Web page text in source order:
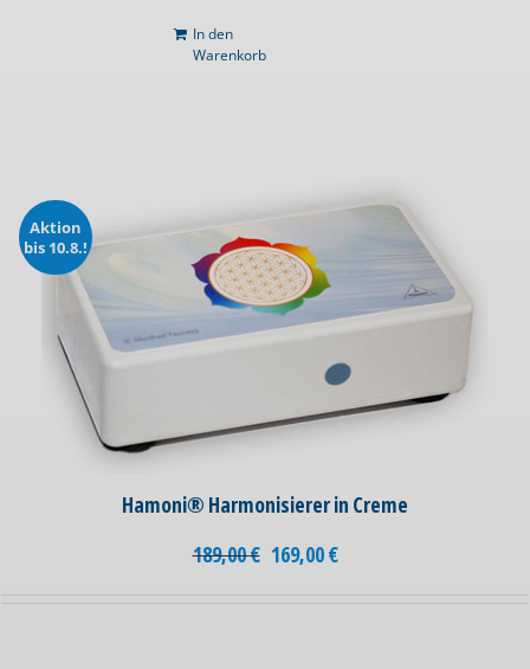
In den
Warenkorb
Aktion
bis 10.8.!
Hamoni® Harmonisierer in Creme
189,00€ 169,00€